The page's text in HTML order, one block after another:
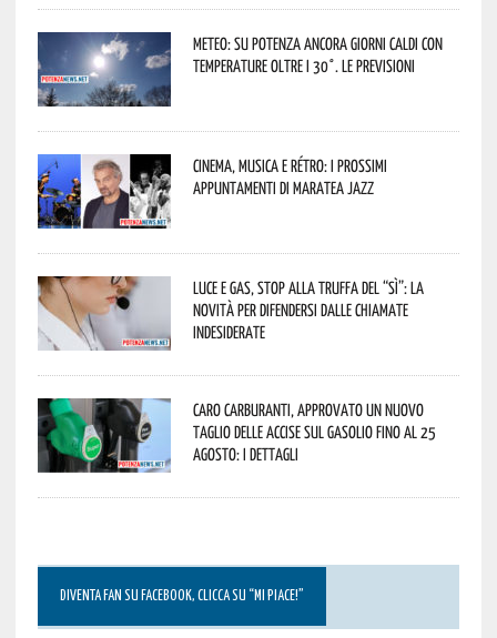
Meteo: su Potenza ancora giorni caldi con
temperature oltre i 30°. Le previsioni
Cinema, musica e rétro: i prossimi
appuntamenti di Maratea Jazz
Luce e gas, stop alla truffa del “Sì”: la
novità per difendersi dalle chiamate
indesiderate
Caro carburanti, approvato un nuovo
taglio delle accise sul gasolio fino al 25
agosto: i dettagli
DIVENTA FAN SU FACEBOOK, CLICCA SU “MI PIACE!”